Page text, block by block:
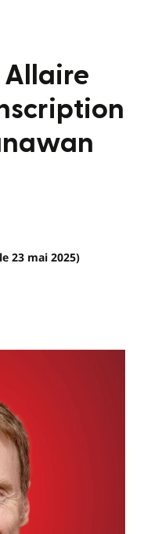
Allaire
23 mai 2025)